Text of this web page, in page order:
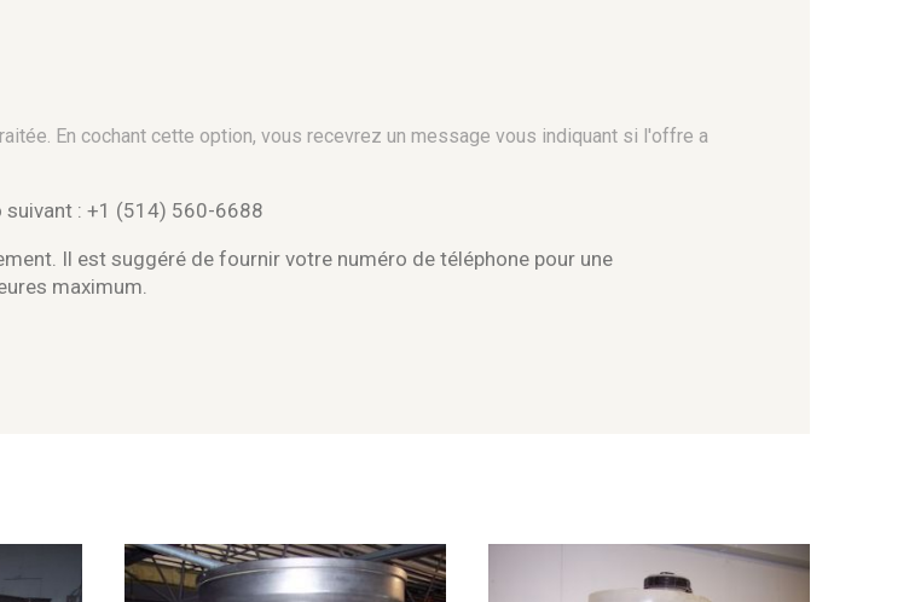
En cochant cette option, vous recevrez un message vous indiquant si l'offre a
: +1 (514) 560-6688
Il est suggéré de fournir votre numéro de téléphone pour une
maximum.